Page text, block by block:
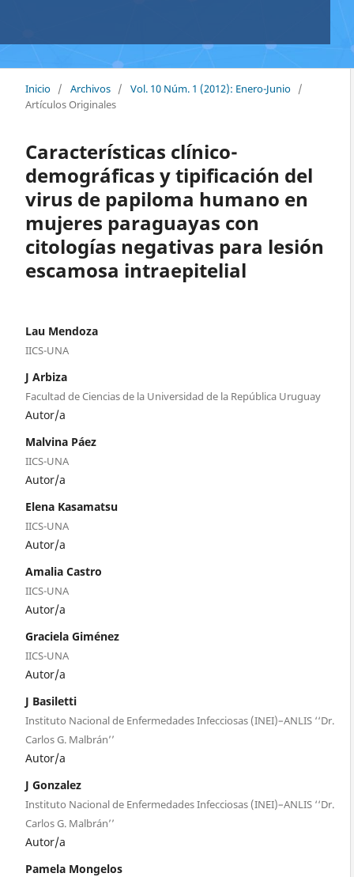
Inicio / Archivos / Vol. 10 Núm. 1 (2012): Enero-Junio /
Artículos Originales
Características clínico-
demográficas y tipificación del
virus de papiloma humano en
mujeres paraguayas con
citologías negativas para lesión
escamosa intraepitelial
Lau Mendoza
IICS-UNA
J Arbiza
Facultad de Ciencias de la Universidad de la República Uruguay
Autor/a
Malvina Páez
IICS-UNA
Autor/a
Elena Kasamatsu
IICS-UNA
Autor/a
Amalia Castro
IICS-UNA
Autor/a
Graciela Giménez
IICS-UNA
Autor/a
J Basiletti
Instituto Nacional de Enfermedades Infecciosas (INEI)–ANLIS ‘‘Dr.
Carlos G. Malbrán’’
Autor/a
J Gonzalez
Instituto Nacional de Enfermedades Infecciosas (INEI)–ANLIS ‘‘Dr.
Carlos G. Malbrán’’
Autor/a
Pamela Mongelos